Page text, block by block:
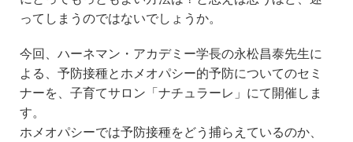
ってしまうのではないでしょうか。
今回、ハーネマン・アカデミー学長の永松昌泰先生に
よる、予防接種とホメオパシー的予防についてのセミ
ナーを、子育てサロン「ナチュラーレ」にて開催しま
す。
ホメオパシーでは予防接種をどう捕らえているのか、